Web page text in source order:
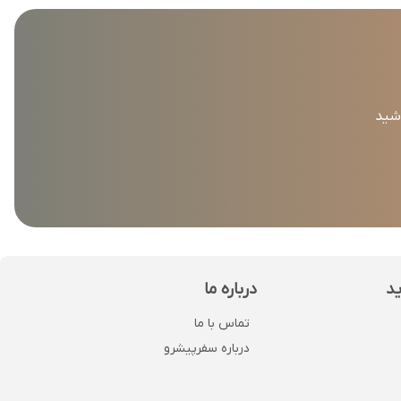
درباره ما
تماس با ما
درباره سفرپیشرو